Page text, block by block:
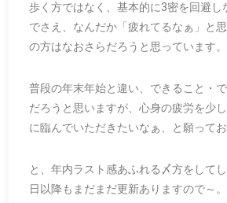
歩く方ではなく、基本的に3密を回避し
でさえ、なんだか「疲れてるなぁ」と
の方はなおさらだろうと思っています。
普段の年末年始と違い、できること・
だろうと思いますが、心身の疲労を少
に臨んでいただきたいなぁ、と願ってお
と、年内ラスト感あふれる〆方をして
日以降もまだまだ更新ありますので～。